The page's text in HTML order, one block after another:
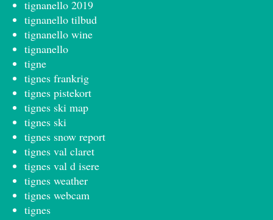
tignanello 2019
tignanello tilbud
tignanello wine
tignanello
tigne
tignes frankrig
tignes pistekort
tignes ski map
tignes ski
tignes snow report
tignes val claret
tignes val d isere
tignes weather
tignes webcam
tignes